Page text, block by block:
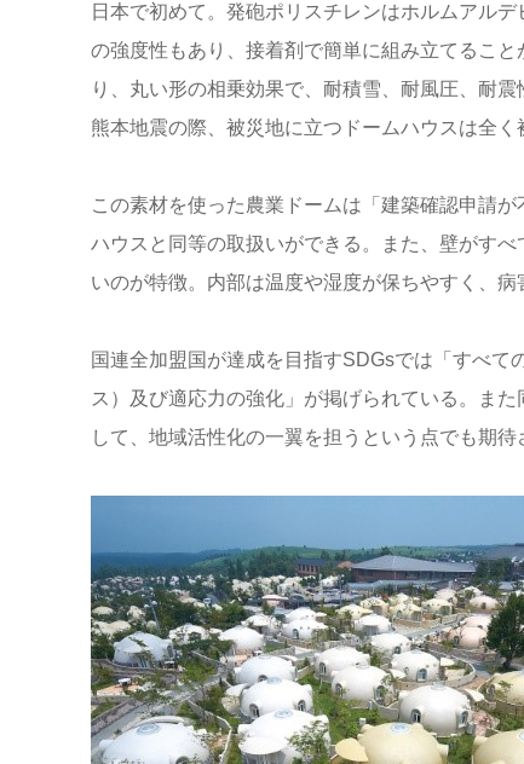
日本で初めて。発砲ポリスチレンはホルムアル
の強度性もあり、接着剤で簡単に組み立てるこ
り、丸い形の相乗効果で、耐積雪、耐風圧、耐
熊本地震の際、被災地に立つドームハウスは全
この素材を使った農業ドームは「建築確認申請
ハウスと同等の取扱いができる。また、壁がす
いのが特徴。内部は温度や湿度が保ちやすく、
国連全加盟国が達成を目指すSDGsでは「すべ
ス）及び適応力の強化」が掲げられている。ま
して、地域活性化の一翼を担うという点でも期待